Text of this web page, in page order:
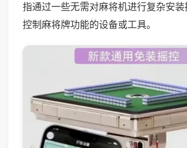
指通过一些无需对麻将机进行复杂安
控制麻将牌功能的设备或工具。